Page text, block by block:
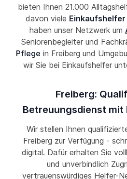
bieten Ihnen 21.000
davon viele
haben unser Netzwerk um
Seniorenbegleiter und
Pflege in Freiberg und
wir Sie bei Einkaufshelfer
Freiberg:
Betreuungsdienst mit
Wir stellen Ihnen
Freiberg zur Verfügung -
digital. Dafür erhalten Sie
und unverbindlich
vertrauenswürdiges Helfer-